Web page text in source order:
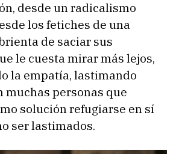
desde un radicalismo
los fetiches de una
de saciar sus
le cuesta mirar más lejos,
la empatía, lastimando
muchas personas que
solución refugiarse en sí
ser lastimados.